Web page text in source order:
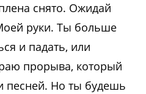
снято. Ожидай
руки. Ты больше
и падать, или
прорыва, который
песней. Но ты будешь